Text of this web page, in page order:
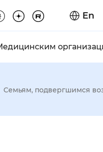
En
Семьям, подвергшимся